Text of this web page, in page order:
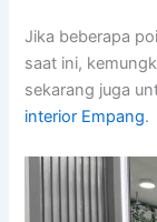
Jika beberapa
saat ini,
sekarang juga
interior Empang.